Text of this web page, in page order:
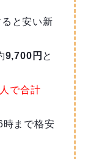
と安い新
9,700円 と
で合計
時まで格安